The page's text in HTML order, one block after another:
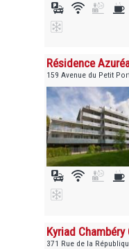
Résidence
159 Avenue du Petit
Kyriad
371 Rue de la